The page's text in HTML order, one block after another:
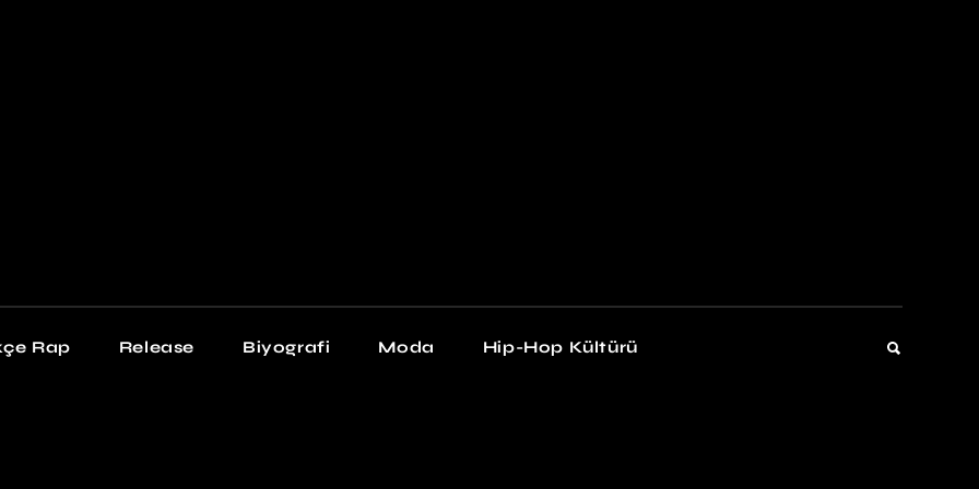
Rap Release Biyografi Moda Hip-Hop Kültürü